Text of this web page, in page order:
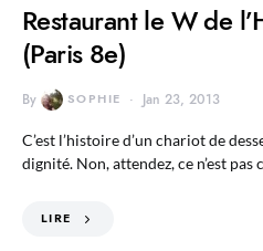
Restaurant le W de
(Paris 8e)
By SOPHIE Jan 23, 2013
C’est l’histoire d’un chariot de
dignité. Non, attendez, ce n’est pas
LIRE